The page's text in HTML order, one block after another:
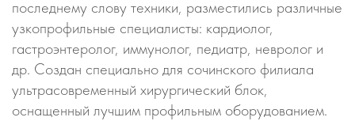
последнему слову техники, разместились различные
узкопрофильные специалисты: кардиолог,
гастроэнтеролог, иммунолог, педиатр, невролог и
др. Создан специально для сочинского филиала
ультрасовременный хирургический блок,
оснащенный лучшим профильным оборудованием.